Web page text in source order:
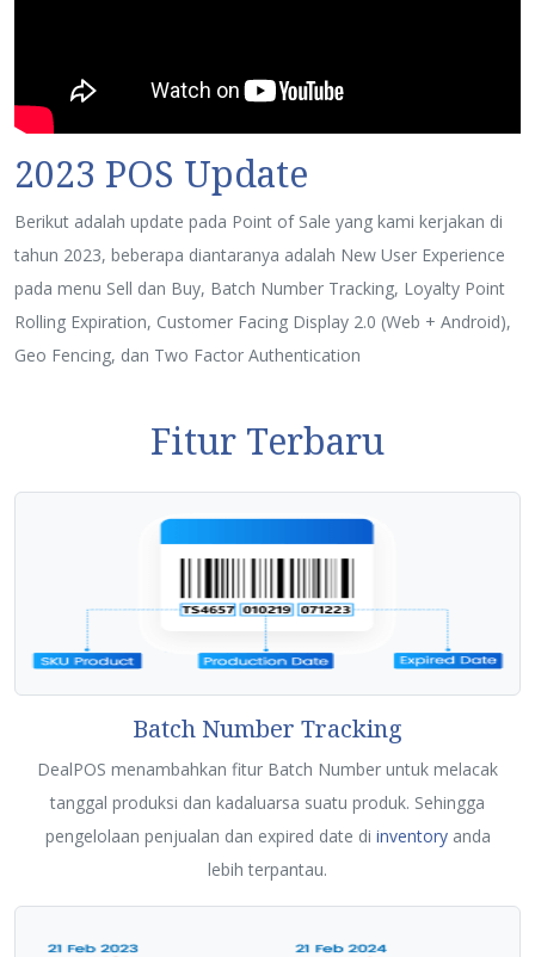
2023 POS Update
Berikut adalah update pada Point of Sale yang kami kerjakan di
tahun 2023, beberapa diantaranya adalah New User Experience
pada menu Sell dan Buy, Batch Number Tracking, Loyalty Point
Rolling Expiration, Customer Facing Display 2.0 (Web + Android),
Geo Fencing, dan Two Factor Authentication
Fitur Terbaru
Batch Number Tracking
DealPOS menambahkan fitur Batch Number untuk melacak
tanggal produksi dan kadaluarsa suatu produk. Sehingga
pengelolaan penjualan dan expired date di inventoryanda
lebih terpantau.